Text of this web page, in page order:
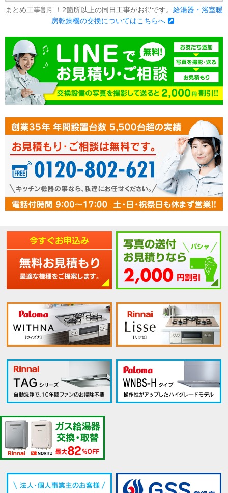
まとめ工事割引！2箇所以上の同日工事がお得です。 給湯器・浴室暖
房乾燥機の交換についてはこちらへ